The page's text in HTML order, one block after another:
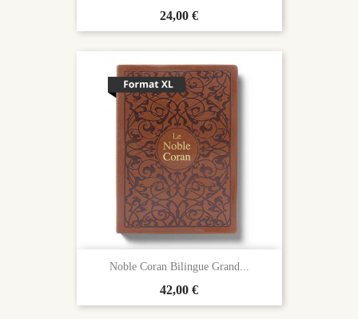
Prix
24,00 €
Noble Coran Bilingue Grand...
Prix
42,00 €